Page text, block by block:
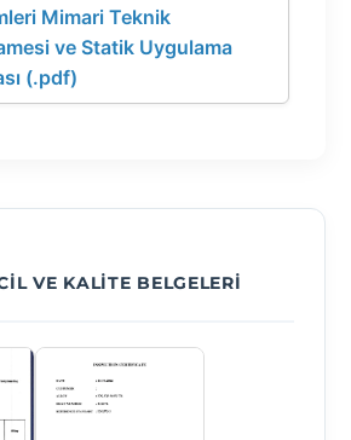
Mimari Teknik
ve Statik Uygulama
(.pdf)
VE KALITE BELGELERI